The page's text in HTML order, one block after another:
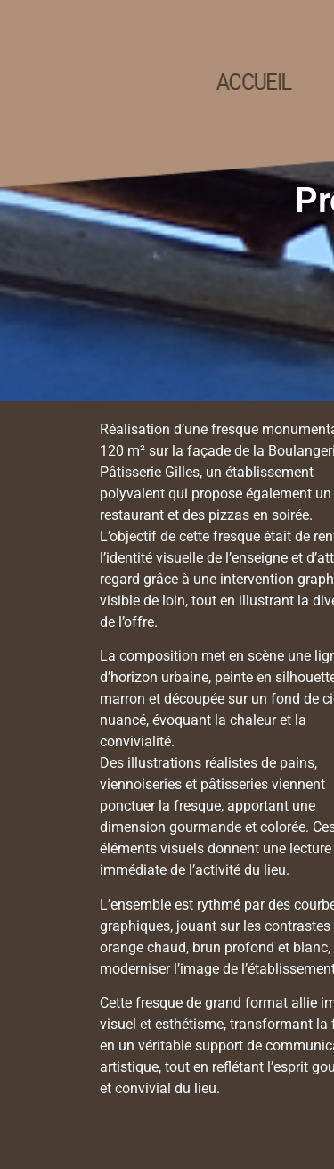
ACCUEIL
Réalisation d’une fresque
120 m² sur la façade de la
Pâtisserie Gilles, un établissement
polyvalent qui propose également un
restaurant et des pizzas en soirée.
L’objectif de cette fresque était de
l’identité visuelle de l’enseigne et
regard grâce à une intervention
visible de loin, tout en illustrant la
de l’offre.
La composition met en scène une
d’horizon urbaine, peinte en
marron et découpée sur un fond de
nuancé, évoquant la chaleur et la
convivialité.
Des illustrations réalistes de pains,
viennoiseries et pâtisseries viennent
ponctuer la fresque, apportant une
dimension gourmande et colorée.
éléments visuels donnent une lecture
immédiate de l’activité du lieu.
L’ensemble est rythmé par des
graphiques, jouant sur les contrastes
orange chaud, brun profond et
moderniser l’image de
Cette fresque de grand format allie
visuel et esthétisme, transformant la
en un véritable support de
artistique, tout en reflétant l’esprit
et convivial du lieu.